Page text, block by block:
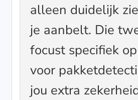
alleen duidelijk
je aanbelt. Die
focust specifiek
voor
jou extra